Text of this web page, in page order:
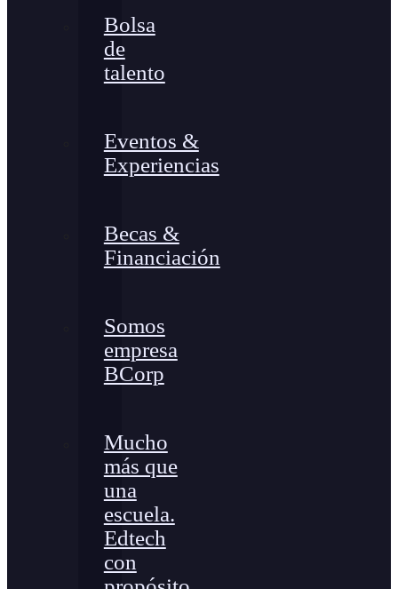
Bolsa
de
talento
Eventos &
Experiencias
Becas &
Financiación
Somos
empresa
BCorp
Mucho
más que
una
escuela.
Edtech
con